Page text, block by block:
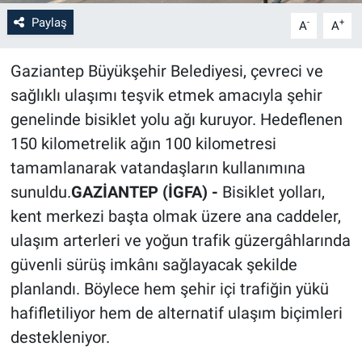
Paylaş A- A+
Gaziantep Büyükşehir Belediyesi, çevreci ve
sağlıklı ulaşımı teşvik etmek amacıyla şehir
genelinde bisiklet yolu ağı kuruyor. Hedeflenen
150 kilometrelik ağın 100 kilometresi
tamamlanarak vatandaşların kullanımına
sunuldu.GAZİANTEP (İGFA) - Bisiklet yolları,
kent merkezi başta olmak üzere ana caddeler,
ulaşım arterleri ve yoğun trafik güzergâhlarında
güvenli sürüş imkânı sağlayacak şekilde
planlandı. Böylece hem şehir içi trafiğin yükü
hafifletiliyor hem de alternatif ulaşım biçimleri
destekleniyor.